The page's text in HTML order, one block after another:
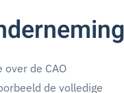
de CAO
de volledige